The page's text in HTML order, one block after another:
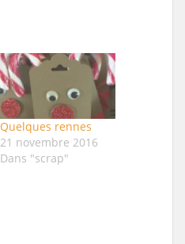
Quelques rennes
21 novembre 2016
Dans "scrap"